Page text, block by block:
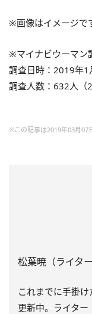
※画像はイメージで
※マイナビウーマン
調査日時：2019年1
調査人数：632人（
※この記事は2019年03月07
松葉暁（ライタ
これまでに手掛
更新中。ライタ